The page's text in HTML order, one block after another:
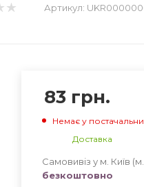
Артикул:
83 грн.
Немає у
Доставка
Самовивіз у м. Київ
безкоштовно